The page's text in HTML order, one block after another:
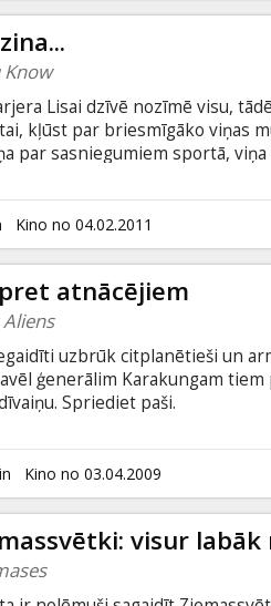
Know
Lisai dzīvē nozīmē visu,
kļūst par briesmīgāko viņas
par sasniegumiem sportā,
Džordžu, biznesmeni, kurš
Nikolsons), grasās viņu
Attiecības ar dzīves lutekli
Kino no 04.02.2011
atnācējiem
uzbrūk citplanētieši un
ģenerālim Karakungam
Spriediet paši.
Kino no 03.04.2009
visur labāk